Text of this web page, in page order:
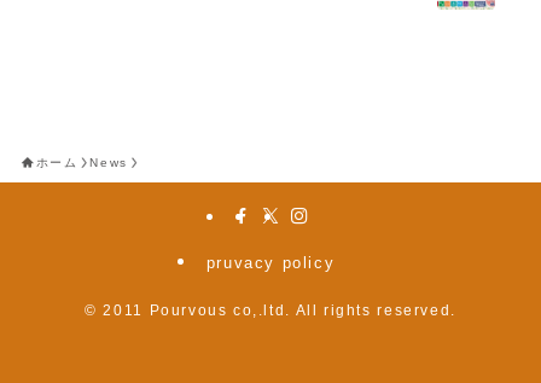
ホーム News
pruvacy policy
© 2011 Pourvous co,.ltd. All rights reserved.